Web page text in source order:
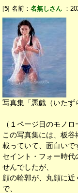
[5] 名前： 名無しさん ：
写真集「悪戯（いたず
（１ページ目のモノロ
この写真集には、板
載っていて、面白いで
セイント・フォー時代
せんでしたが、
顔の輪郭が、丸顔に
で、